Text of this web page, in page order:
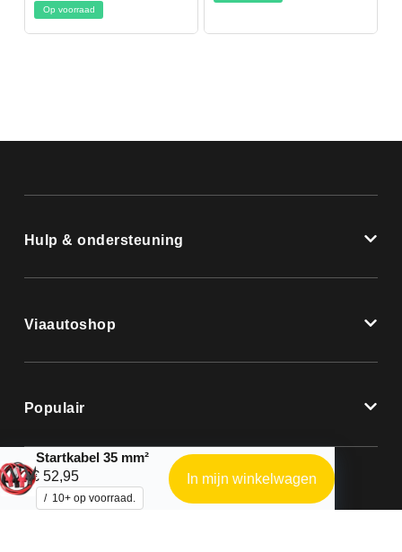
Op voorraad
Hulp & ondersteuning
Viaautoshop
Populair
Startkabel 35 mm²
€ 52,95
10+ op voorraad.
In mijn winkelwagen